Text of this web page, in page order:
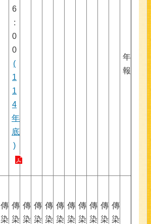
6
:
0
0
(
1
1
4
年
底
)
年
報
傳
染
傳
染
傳
染
傳
染
傳
染
傳
染
傳
染
傳
染
傳
染
傳
染
傳
染